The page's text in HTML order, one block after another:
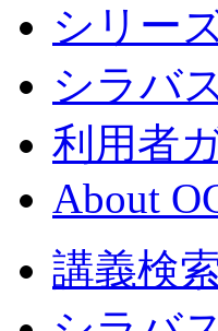
シリー
シラバ
利用者
About
講義検